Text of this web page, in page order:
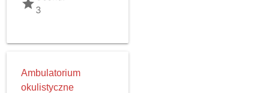
grade3
Ambulatorium
okulistyczne